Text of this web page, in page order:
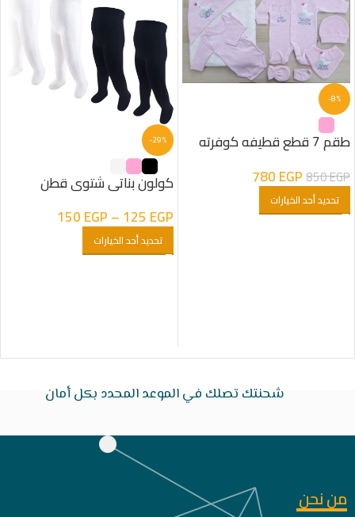
-8%
طقم 7 قطع قطيفه كوفرته
مبطنه فرو شكل هلال بناتى
850EGP
780EGP
تحديد أحد الخيارات
-29%
كولون بناتى شتوى قطن
125 EGP
–
150EGP
تحديد أحد الخيارات
شحنتك تصلك في الموعد المحدد بكل أمان
من نحن